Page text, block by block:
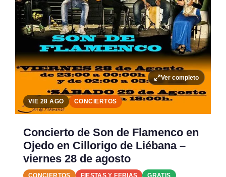
Ver completo
VIE 28 AGO CONCIERTOS
Concierto de Son de Flamenco en
Ojedo en Cillorigo de Liébana –
viernes 28 de agosto
CONCIERTOS FIESTAS Y FERIAS
GRATIS